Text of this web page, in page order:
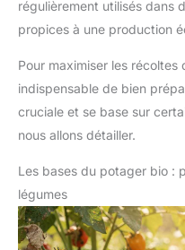
régulièrement utilisés dans
propices à une production
Pour maximiser les récoltes
indispensable de bien
cruciale et se base sur
nous allons détailler.
Les bases du potager bio :
légumes